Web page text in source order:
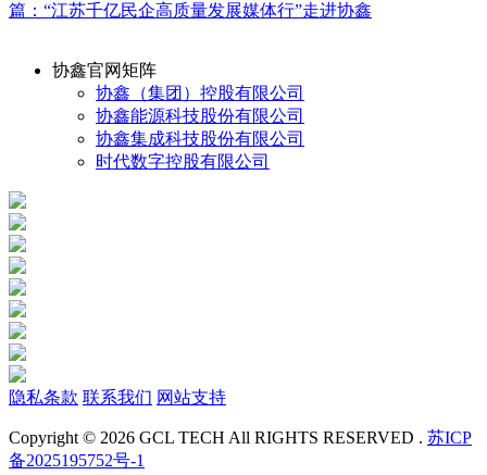
篇：“江苏千亿民企高质量发展媒体行”走进协鑫
协鑫官网矩阵
协鑫（集团）控股有限公司
协鑫能源科技股份有限公司
协鑫集成科技股份有限公司
时代数字控股有限公司
隐私条款 联系我们 网站支持
Copyright © 2026 GCL TECH All RIGHTS RESERVED . 苏ICP
备2025195752号-1